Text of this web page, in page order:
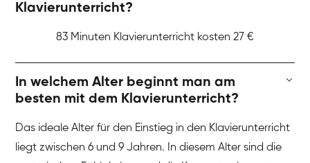
Klavierunterricht?
83 Minuten Klavierunterricht kosten 27 €
In welchem Alter beginnt man am
besten mit dem Klavierunterricht?
Das ideale Alter für den Einstieg in den Klavierunterricht
liegt zwischen 6 und 9 Jahren. In diesem Alter sind die